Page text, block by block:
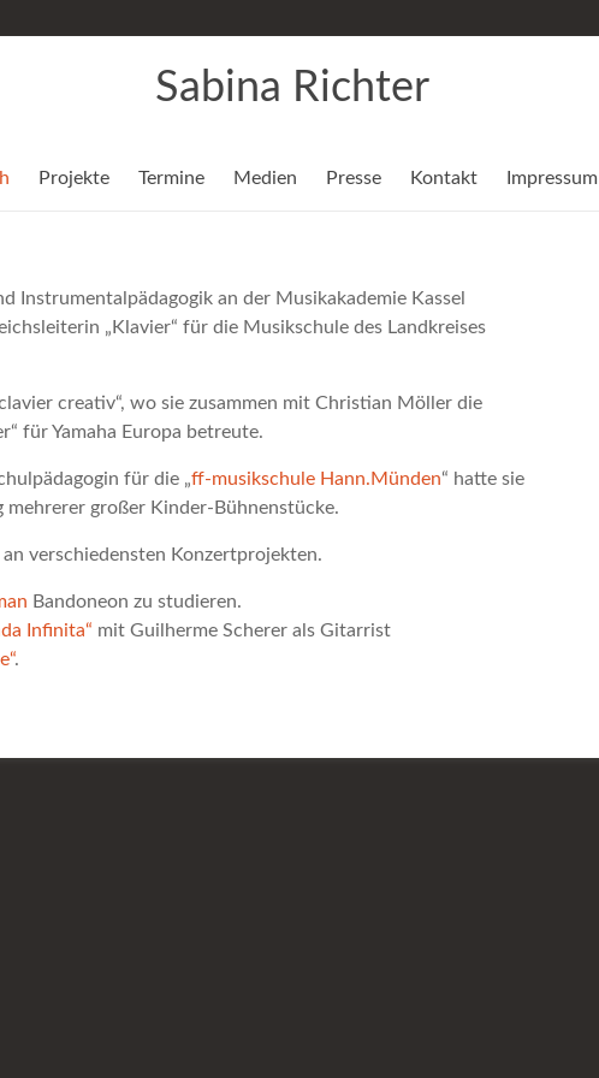
Sabina Richter
Projekte Termine Medien Presse Kontakt Impressum
Instrumentalpädagogik an der Musikakademie Kassel
„Klavier“ für die Musikschule des Landkreises
creativ“, wo sie zusammen mit Christian Möller die
für Yamaha Europa betreute.
für die „ff-musikschule Hann.Münden“ hatte sie
großer Kinder-Bühnenstücke.
verschiedensten Konzertprojekten.
Bandoneon zu studieren.
Infinita“ mit Guilherme Scherer als Gitarrist
.